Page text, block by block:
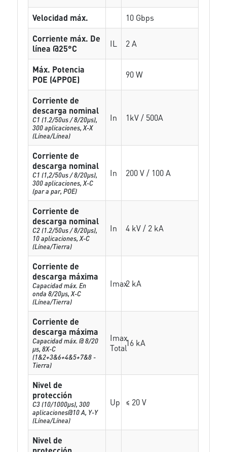
Velocidad máx.
10 Gbps
Corriente máx. De
línea @25°C
IL 2 A
Máx. Potencia
POE (4PPOE)
90 W
Corriente de
descarga nominal
C1 (1.2/50us / 8/20µs),
300 aplicaciones, X-X
(Línea/Línea)
In 1kV / 500A
Corriente de
descarga nominal
C1 (1,2/50us / 8/20µs),
300 aplicaciones, X-C
(par a par, POE)
In 200 V / 100 A
Corriente de
descarga nominal
C2 (1.2/50us / 8/20µs),
10 aplicaciones, X-C
(Línea/Tierra)
In 4 kV / 2 kA
Corriente de
descarga máxima
Capacidad máx. En
onda 8/20µs, X-C
(Línea/Tierra)
Imax2 kA
Corriente de
descarga máxima
Capacidad máx. @ 8/20
µs, 8X-C
(1&2+3&6+4&5+7&8 -
Tierra)
Imax
Total16 kA
Nivel de
protección
C3 (10/1000μs), 300
aplicaciones@10 A, Y-Y
(Línea/Línea)
Up ≤ 20 V
Nivel de